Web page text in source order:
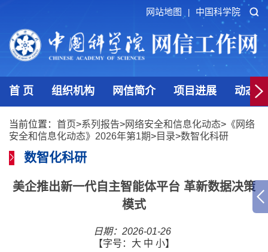
网站地图 中国科学院
首 页 组织机构 网信简介 项目进展 动态
当前位置： 首页>系列报告>网络安全和信息化动态> 《网络
安全和信息化动态》2026年第1期>目录>数智化科研
数智化科研
美企推出新一代自主智能体平台 革新数据决策
模式
日期：2026-01-26
【字号： 大 中 小】